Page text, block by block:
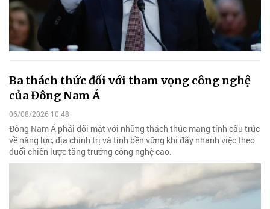
Ba thách thức đối với tham vọng công nghệ
của Đông Nam Á
06/08/2026 10:48
Đông Nam Á phải đối mặt với những thách thức mang tính cấu trúc
về năng lực, địa chính trị và tính bền vững khi đẩy nhanh việc theo
đuổi chiến lược tăng trưởng công nghệ cao.